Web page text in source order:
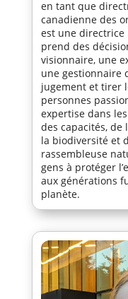
en tant que
canadienne des
est une directrice
prend des
visionnaire, une
une gestionnaire
jugement et tirer
personnes
expertise dans
des capacités, de
la biodiversité et
rassembleuse
gens à protéger
aux générations
planète.